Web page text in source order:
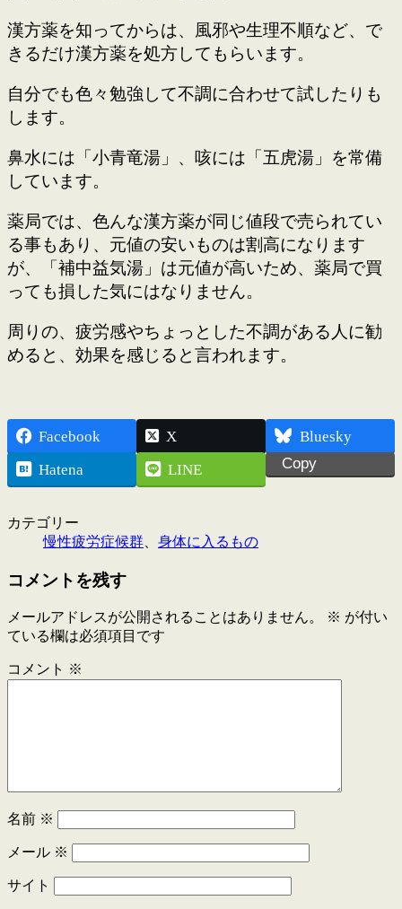
漢方薬を知ってからは、風邪や生理不順など、で
きるだけ漢方薬を処方してもらいます。
自分でも色々勉強して不調に合わせて試したりも
します。
鼻水には「小青竜湯」、咳には「五虎湯」を常備
しています。
薬局では、色んな漢方薬が同じ値段で売られてい
る事もあり、元値の安いものは割高になります
が、「補中益気湯」は元値が高いため、薬局で買
っても損した気にはなりません。
周りの、疲労感やちょっとした不調がある人に勧
めると、効果を感じると言われます。
Facebook X
Bluesky
Hatena
LINE Copy
カテゴリー
慢性疲労症候群
身体に入るもの
コメントを残す
メールアドレスが公開されることはありません。 ※ が付い
ている欄は必須項目です
コメント ※
名前 ※
メール ※
サイト